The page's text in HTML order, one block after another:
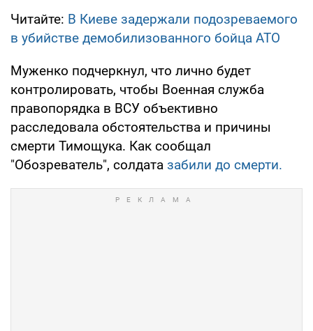
Читайте: В Киеве задержали подозреваемого
в убийстве демобилизованного бойца АТО
Муженко подчеркнул, что лично будет
контролировать, чтобы Военная служба
правопорядка в ВСУ объективно
расследовала обстоятельства и причины
смерти Тимощука. Как сообщал
"Обозреватель", солдата забили до смерти.